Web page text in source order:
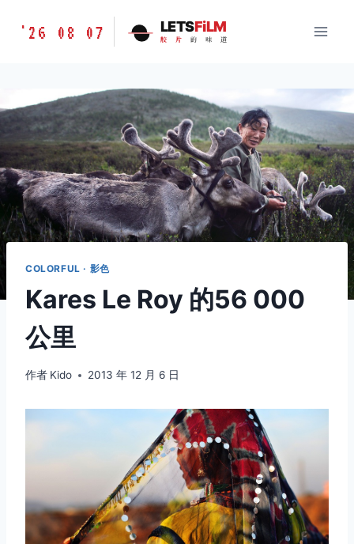
胶
道
LETSFILM
'26 08 07 LETSFiLM
胶 片 的 味 道
COLORFUL · 影色
Kares Le Roy 的56 000
公里
作者 Kido 2013 年 12 月 6 日